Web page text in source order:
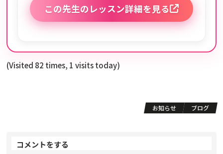
この先生のレッスン詳細を見る
(Visited 82 times, 1 visits today)
お知らせ ブログ
コメントをする